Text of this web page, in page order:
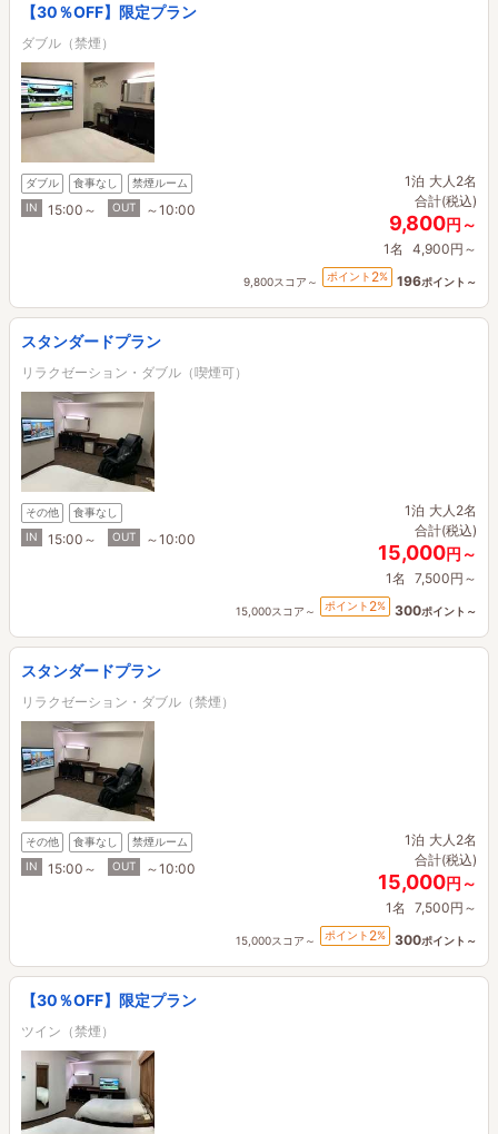
【30％OFF】限定プラン
ダブル（禁煙）
ダブル 食事なし
禁煙ルーム
IN
15:00～ OUT ～10:00
1泊 大人2名
合計(税込)
9,800円～
1名 4,900円～
9,800スコア～ ポイント 2% 196ポイント～
スタンダードプラン
リラクゼーション・ダブル（喫煙可）
その他
食事なし
IN
15:00～ OUT ～10:00
1泊 大人2名
合計(税込)
15,000円～
1名 7,500円～
15,000スコア～ ポイント 2% 300ポイント～
スタンダードプラン
リラクゼーション・ダブル（禁煙）
その他 食事なし
禁煙ルーム
IN
15:00～ OUT ～10:00
1泊 大人2名
合計(税込)
15,000円～
1名 7,500円～
15,000スコア～ ポイント 2% 300ポイント～
【30％OFF】限定プラン
ツイン（禁煙）